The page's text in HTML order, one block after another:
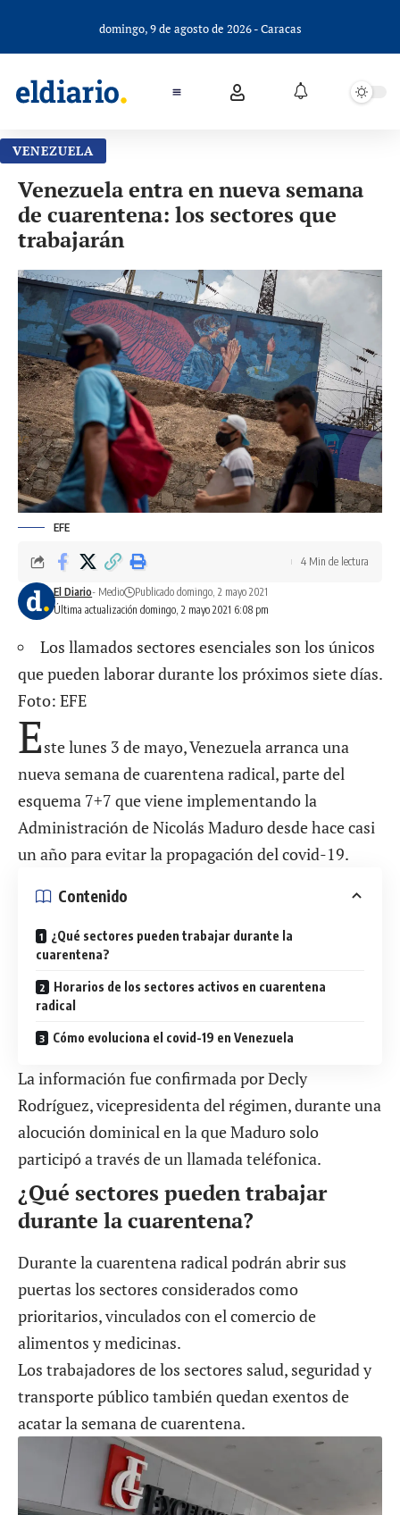
domingo, 9 de agosto de 2026 - Caracas
VENEZUELA
Venezuela entra en nueva semana
de cuarentena: los sectores que
trabajarán
EFE
Última actualización domingo, 2 mayo 2021 6:08 pm
El Diario- Medio Publicado domingo, 2 mayo 2021
4 Min de lectura
Los llamados sectores esenciales son los únicos
que pueden laborar durante los próximos siete días.
Foto: EFE
Este lunes 3 de mayo, Venezuela arranca una
nueva semana de cuarentena radical, parte del
esquema 7+7 que viene implementando la
Administración de Nicolás Maduro desde hace casi
un año para evitar la propagación del covid-19.
Contenido
¿Qué sectores pueden trabajar durante la
cuarentena?
Horarios de los sectores activos en cuarentena
radical
Cómo evoluciona el covid-19 en Venezuela
La información fue confirmada por Decly
Rodríguez, vicepresidenta del régimen, durante una
alocución dominical en la que Maduro solo
participó a través de un llamada teléfonica.
¿Qué sectores pueden trabajar
durante la cuarentena?
Durante la cuarentena radical podrán abrir sus
puertas los sectores considerados como
prioritarios, vinculados con el comercio de
alimentos y medicinas.
Los trabajadores de los sectores salud, seguridad y
transporte público también quedan exentos de
acatar la semana de cuarentena.